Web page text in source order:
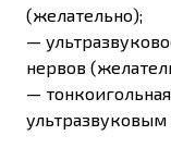
(желательно);
—
нервов
—